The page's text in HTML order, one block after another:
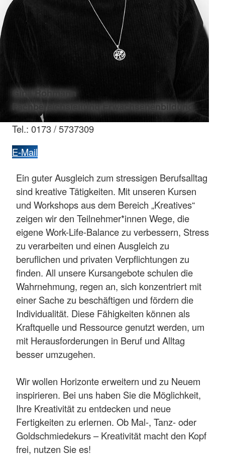
Gina Rohmann
Fachbereichsleitung Erwachsenenbildung
Tel.: 0173 / 5737309
E-Mail
Ein guter Ausgleich zum stressigen Berufsalltag
sind kreative Tätigkeiten. Mit unseren Kursen
und Workshops aus dem Bereich „Kreatives“
zeigen wir den Teilnehmer*innen Wege, die
eigene Work-Life-Balance zu verbessern, Stress
zu verarbeiten und einen Ausgleich zu
beruflichen und privaten Verpflichtungen zu
finden. All unsere Kursangebote schulen die
Wahrnehmung, regen an, sich konzentriert mit
einer Sache zu beschäftigen und fördern die
Individualität. Diese Fähigkeiten können als
Kraftquelle und Ressource genutzt werden, um
mit Herausforderungen in Beruf und Alltag
besser umzugehen.
Wir wollen Horizonte erweitern und zu Neuem
inspirieren. Bei uns haben Sie die Möglichkeit,
Ihre Kreativität zu entdecken und neue
Fertigkeiten zu erlernen. Ob Mal-, Tanz- oder
Goldschmiedekurs – Kreativität macht den Kopf
frei, nutzen Sie es!